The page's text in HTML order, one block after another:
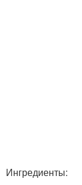
Ингредиенты: